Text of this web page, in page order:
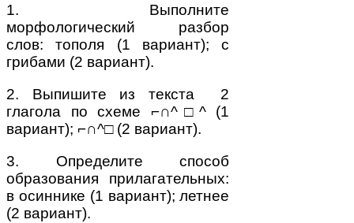
1. Выполните
морфологический разбор
слов: тополя (1 вариант); с
грибами (2 вариант).
2. Выпишите из текста 2
глагола по схеме ⌐∩^□^ (1
вариант); ⌐∩^□ (2 вариант).
3. Определите способ
образования прилагательных:
в осиннике (1 вариант); летнее
(2 вариант).